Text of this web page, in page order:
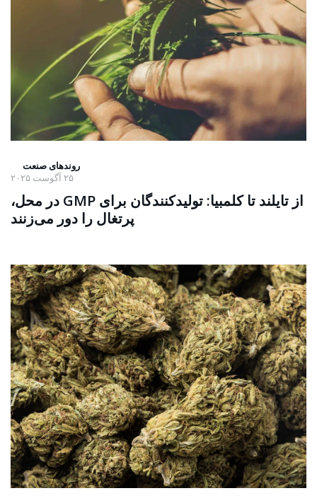
روندهای صنعت
۲۵ آگوست ۲۰۲۵
از تایلند تا کلمبیا: تولیدکنندگان برای GMP در محل،
پرتغال را دور می‌زنند